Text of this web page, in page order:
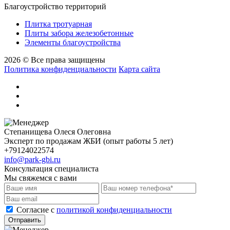
Благоустройство территорий
Плитка тротуарная
Плиты забора железобетонные
Элементы благоустройства
2026 © Все права защищены
Политика конфиденциальности Карта сайта
Степанищева Олеся Олеговна
Эксперт по продажам ЖБИ (опыт работы 5 лет)
+79124022574
info@park-gbi.ru
Консультация специалиста
Мы свяжемся с вами
Cогласие с политикой конфиденциальности
Отправить